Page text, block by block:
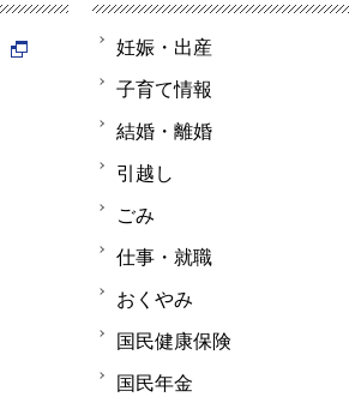
妊娠・出産
子育て情報
結婚・離婚
引越し
ごみ
仕事・就職
おくやみ
国民健康保険
国民年金